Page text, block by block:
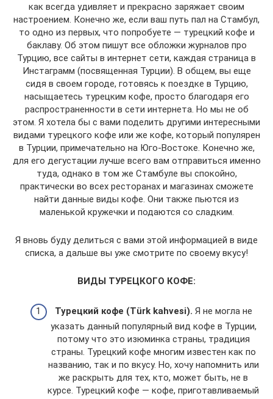
как всегда удивляет и прекрасно заряжает своим
настроением. Конечно же, если ваш путь пал на Стамбул,
то одно из первых, что попробуете — турецкий кофе и
баклаву. Об этом пишут все обложки журналов про
Турцию, все сайты в интернет сети, каждая страница в
Инстаграмм (посвященная Турции). В общем, вы еще
сидя в своем городе, готовясь к поездке в Турцию,
насыщаетесь турецким кофе, просто благодаря его
распространенности в сети интернета. Но мы не об
этом. Я хотела бы с вами поделить другими интересными
видами турецкого кофе или же кофе, который популярен
в Турции, примечательно на Юго-Востоке. Конечно же,
для его дегустации лучше всего вам отправиться именно
туда, однако в том же Стамбуле вы спокойно,
практически во всех ресторанах и магазинах сможете
найти данные виды кофе. Они также пьются из
маленькой кружечки и подаются со сладким.
Я вновь буду делиться с вами этой информацией в виде
списка, а дальше вы уже смотрите по своему вкусу!
ВИДЫ ТУРЕЦКОГО КОФЕ:
Турецкий кофе (Türk kahvesi). Я не могла не
указать данный популярный вид кофе в Турции,
потому что это изюминка страны, традиция
страны. Турецкий кофе многим известен как по
названию, так и по вкусу. Но, хочу напомнить или
же раскрыть для тех, кто, может быть, не в
курсе. Турецкий кофе — кофе, приготавливаемый